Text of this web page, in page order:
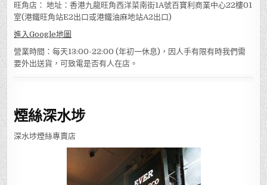
旺角店： 地址：香港九龍旺角西洋菜南街1A號百寶利商業中心22樓01
室(港鐵旺角站E2出口或港鐵油麻地站A2出口)
進入Google地圖
營業時間：每天13:00-22:00 (年初一休息)，因人手有限有時我們需
要外出送貨，可致電是否有人在店。
煙絲深水埗
深水埗煙絲專賣店